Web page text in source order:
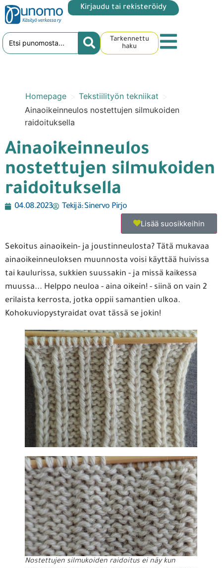
Kirjaudu tai rekisteröidy
Tarkennettu
haku
Homepage > Tekstiilityön tekniikat >
Ainaoikeinneulos nostettujen silmukoiden
raidoituksella
Ainaoikeinneulos
nostettujen silmukoiden
raidoituksella
04.08.2023 Tekijä:Sinervo Pirjo
Lisää suosikkeihin
Sekoitus ainaoikein- ja joustinneulosta? Tätä mukavaa
ainaoikeinneuloksen muunnosta voisi käyttää huivissa
tai kaulurissa, sukkien suussakin - ja missä kaikessa
muussa... Helppo neuloa - aina oikein! - siinä on vain 2
erilaista kerrosta, jotka oppii samantien ulkoa.
Kohokuviopystyraidat ovat tässä se jokin!
Nostettujen silmukoiden raidoitus ei näy kun